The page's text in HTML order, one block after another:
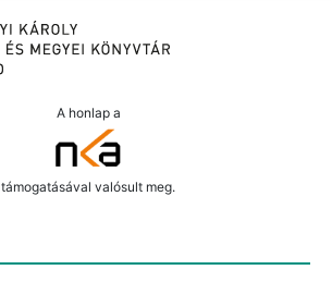
A honlap a
támogatásával valósult meg.